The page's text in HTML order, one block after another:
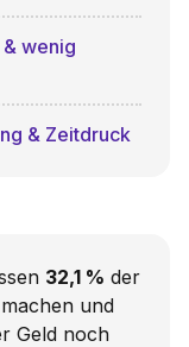
wenig
& Zeitdruck
32,1 % der
und
Geld noch